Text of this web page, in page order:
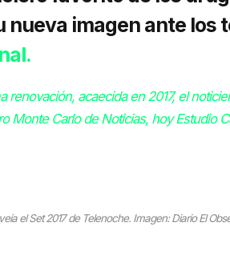
nueva imagen ante los
renovación, acaecida en 2017, el
Monte Carlo de Noticias, hoy Estudio
el Set 2017 de Telenoche. Imagen: Diario El